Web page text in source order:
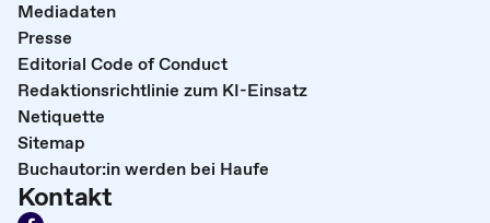
Mediadaten
Presse
Editorial Code of Conduct
Redaktionsrichtlinie zum KI-Einsatz
Netiquette
Sitemap
Buchautor:in werden bei Haufe
Kontakt